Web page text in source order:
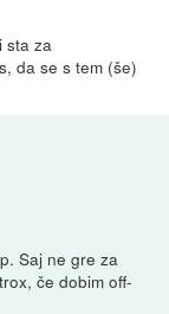
sta za
da se s tem (še)
Saj ne gre za
če dobim off-